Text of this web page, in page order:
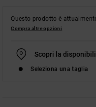
Questo prodotto è
Compra altre opzioni
Scopri la
Seleziona una taglia